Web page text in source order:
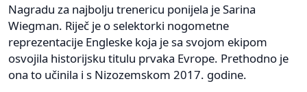
Nagradu za najbolju trenericu ponijela je Sarina
Wiegman. Riječ je o selektorki nogometne
reprezentacije Engleske koja je sa svojom ekipom
osvojila historijsku titulu prvaka Evrope. Prethodno je
ona to učinila i s Nizozemskom 2017. godine.